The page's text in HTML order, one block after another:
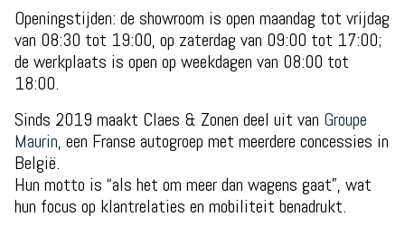
Openingstijden: de showroom is open maandag tot vrijdag
van 08:30 tot 19:00, op zaterdag van 09:00 tot 17:00;
de werkplaats is open op weekdagen van 08:00 tot
18:00.
Sinds 2019 maakt Claes & Zonen deel uit van Groupe
Maurin, een Franse autogroep met meerdere concessies in
België.
Hun motto is “als het om meer dan wagens gaat”, wat
hun focus op klantrelaties en mobiliteit benadrukt.